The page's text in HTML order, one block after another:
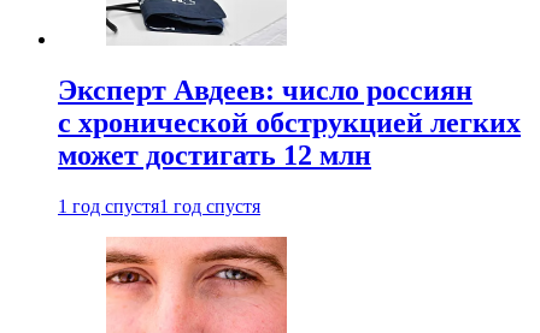
Эксперт Авдеев: число россиян
с хронической обструкцией легких
может достигать 12 млн
1 год спустя1 год спустя